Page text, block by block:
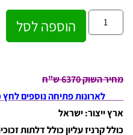
הוספה לסל
מחיר השוק 6370 ש"ח
לארונות פתיחה נוספים לחץ
ארץ ייצור: ישראל
כולל קרניז עליון כולל דלתות